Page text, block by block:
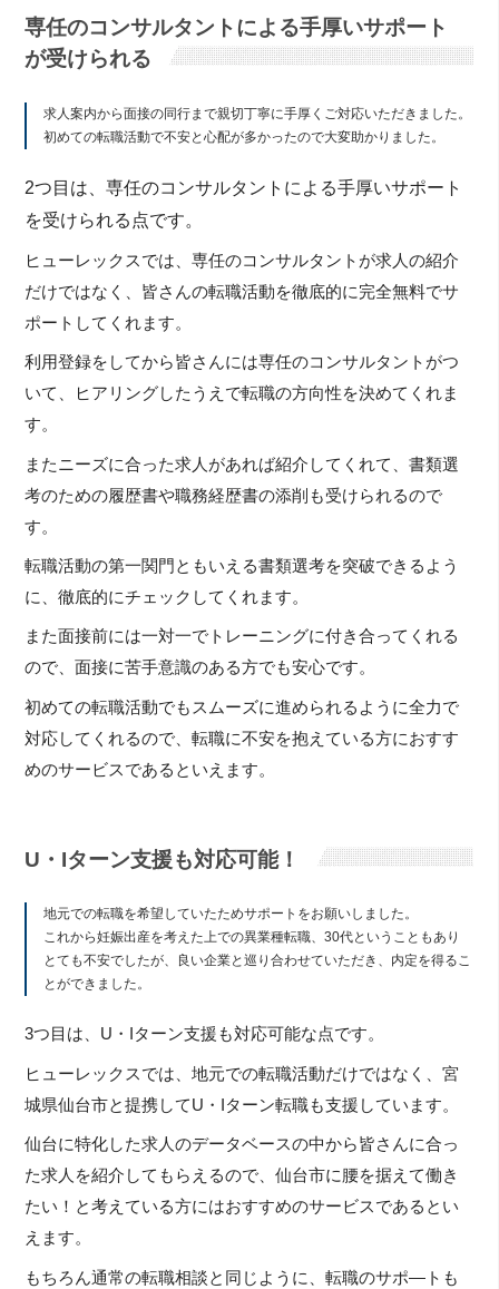
専任のコンサルタントによる手厚いサポート
が受けられる
求人案内から面接の同行まで親切丁寧に手厚くご対応いただきました。
初めての転職活動で不安と心配が多かったので大変助かりました。
2つ目は、専任のコンサルタントによる手厚いサポート
を受けられる点です。
ヒューレックスでは、専任のコンサルタントが求人の紹介
だけではなく、皆さんの転職活動を徹底的に完全無料でサ
ポートしてくれます。
利用登録をしてから皆さんには専任のコンサルタントがつ
いて、ヒアリングしたうえで転職の方向性を決めてくれま
す。
またニーズに合った求人があれば紹介してくれて、書類選
考のための履歴書や職務経歴書の添削も受けられるので
す。
転職活動の第一関門ともいえる書類選考を突破できるよう
に、徹底的にチェックしてくれます。
また面接前には一対一でトレーニングに付き合ってくれる
ので、面接に苦手意識のある方でも安心です。
初めての転職活動でもスムーズに進められるように全力で
対応してくれるので、転職に不安を抱えている方におすす
めのサービスであるといえます。
U・Iターン支援も対応可能！
地元での転職を希望していたためサポートをお願いしました。
これから妊娠出産を考えた上での異業種転職、30代ということもあり
とても不安でしたが、良い企業と巡り合わせていただき、内定を得るこ
とができました。
3つ目は、U・Iターン支援も対応可能な点です。
ヒューレックスでは、地元での転職活動だけではなく、宮
城県仙台市と提携してU・Iターン転職も支援しています。
仙台に特化した求人のデータベースの中から皆さんに合っ
た求人を紹介してもらえるので、仙台市に腰を据えて働き
たい！と考えている方にはおすすめのサービスであるとい
えます。
もちろん通常の転職相談と同じように、転職のサポ―トも